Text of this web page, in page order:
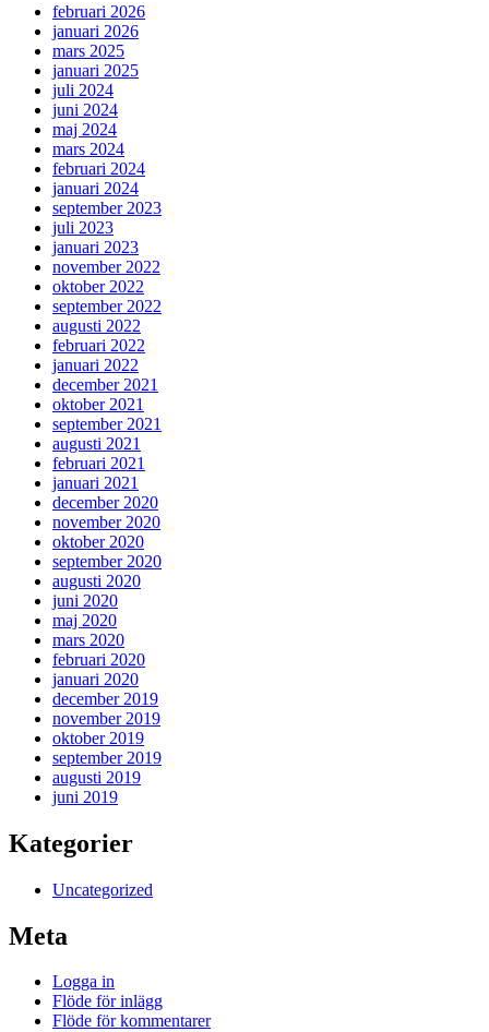
februari 2026
januari 2026
mars 2025
januari 2025
juli 2024
juni 2024
maj 2024
mars 2024
februari 2024
januari 2024
september 2023
juli 2023
januari 2023
november 2022
oktober 2022
september 2022
augusti 2022
februari 2022
januari 2022
december 2021
oktober 2021
september 2021
augusti 2021
februari 2021
januari 2021
december 2020
november 2020
oktober 2020
september 2020
augusti 2020
juni 2020
maj 2020
mars 2020
februari 2020
januari 2020
december 2019
november 2019
oktober 2019
september 2019
augusti 2019
juni 2019
Kategorier
Uncategorized
Meta
Logga in
Flöde för inlägg
Flöde för kommentarer